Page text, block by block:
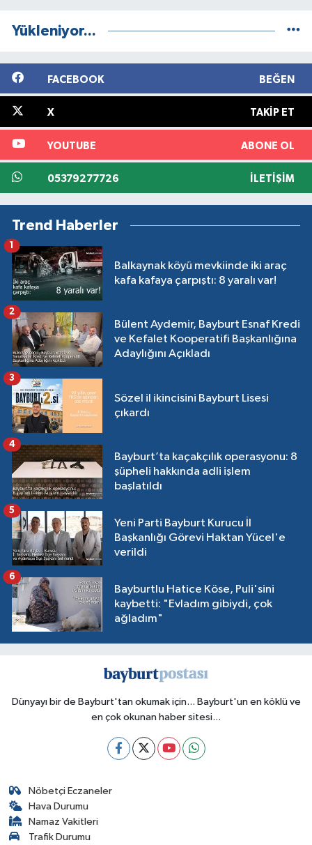
Yükleniyor...
FACEBOOK BEĞEN
X TAKIP ET
YOUTUBE ABONE OL
05379277726 İLETIŞIM
Trend Haberler
Balkaynak köyü mevkiinde iki araç
kafa kafaya çarpıştı: 8 yaralı var!
1
Bülent Aydemir, Bayburt Esnaf Kredi
ve Kefalet Kooperatifi Başkanlığına
Adaylığını Açıkladı
2
Sözel il ikincisini Bayburt Lisesi
çıkardı
3
Bayburt’ta kaçakçılık operasyonu: 8
şüpheli hakkında adli işlem
başlatıldı
4
Yeni Parti Bayburt Kurucu İl
Başkanlığı Görevi Haktan Yücel'e
verildi
5
Bayburtlu Hatice Köse, Puli'sini
kaybetti: "Evladım gibiydi, çok
ağladım"
6
Dünyayı bir de Bayburt'tan okumak için... Bayburt'un en köklü ve
en çok okunan haber sitesi...
Nöbetçi Eczaneler
Hava Durumu
Namaz Vakitleri
Trafik Durumu